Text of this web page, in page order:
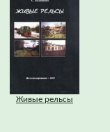
Живые рельсы